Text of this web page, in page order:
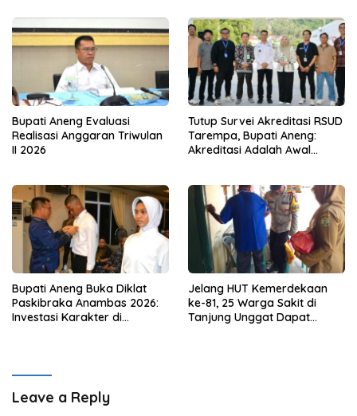
Bupati Aneng Evaluasi
Realisasi Anggaran Triwulan
II 2026
Tutup Survei Akreditasi RSUD
Tarempa, Bupati Aneng:
Akreditasi Adalah Awal
Bupati Aneng Buka Diklat
Paskibraka Anambas 2026:
Investasi Karakter di
Jelang HUT Kemerdekaan
ke-81, 25 Warga Sakit di
Tanjung Unggat Dapat
Leave a Reply